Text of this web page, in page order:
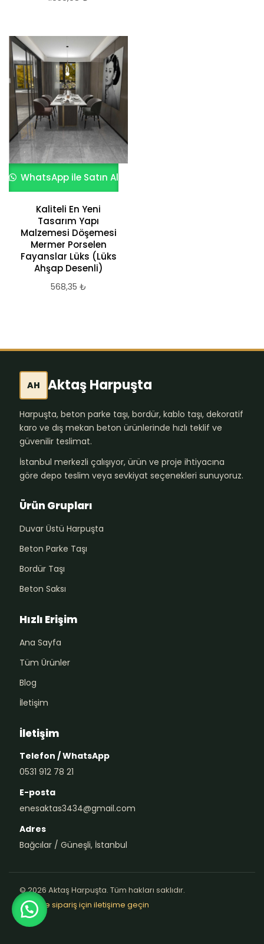
WhatsApp ile Satın Al
Kaliteli En Yeni
Tasarım Yapı
Malzemesi Döşemesi
Mermer Porselen
Fayanslar Lüks (Lüks
Ahşap Desenli)
568,35 ₺
AH Aktaş Harpuşta
Harpuşta, beton parke taşı, bordür, kablo taşı, dekoratif
karo ve dış mekan beton ürünlerinde hızlı teklif ve
güvenilir teslimat.
İstanbul merkezli çalışıyor, ürün ve proje ihtiyacına
göre depo teslim veya sevkiyat seçenekleri sunuyoruz.
Ürün Grupları
Duvar Üstü Harpuşta
Beton Parke Taşı
Bordür Taşı
Beton Saksı
Hızlı Erişim
Ana Sayfa
Tüm Ürünler
Blog
İletişim
İletişim
Telefon / WhatsApp
0531 912 78 21
E-posta
enesaktas3434@gmail.com
Adres
Bağcılar / Güneşli, İstanbul
© 2026 Aktaş Harpuşta. Tüm hakları saklıdır.
Teklif ve sipariş için iletişime geçin